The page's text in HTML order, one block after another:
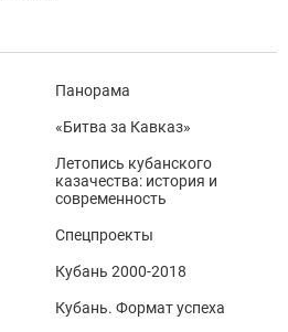
Панорама
«Битва за Кавказ»
Летопись кубанского
казачества: история и
современность
Спецпроекты
Кубань 2000-2018
Кубань. Формат успеха